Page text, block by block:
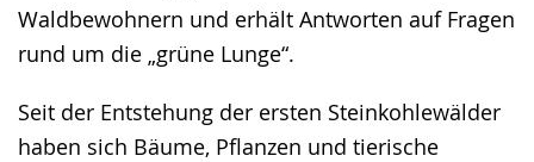
Waldbewohnern und erhält Antworten auf Fragen
rund um die „grüne Lunge“.
Seit der Entstehung der ersten Steinkohlewälder
haben sich Bäume, Pflanzen und tierische